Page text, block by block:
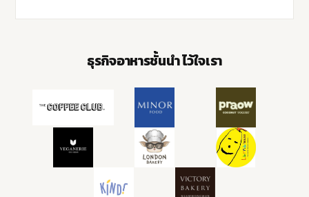
ธุรกิจอาหารชั้นนำ ไว้ใจเรา